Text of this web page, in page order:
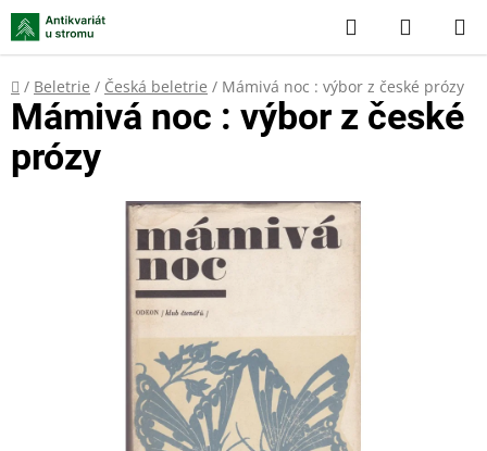
Přejít
na
obsah
Hledat
KOŠÍK
Domů
/ Beletrie / Česká beletrie / Mámivá noc : výbor z české prózy
Mámivá noc : výbor z české
prózy